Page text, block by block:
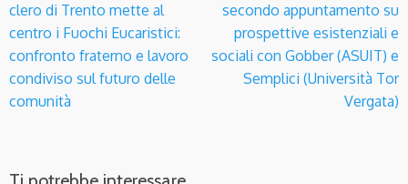
clero di Trento mette al
centro i Fuochi Eucaristici:
confronto fraterno e lavoro
condiviso sul futuro delle
comunità
secondo appuntamento su
prospettive esistenziali e
sociali con Gobber (ASUIT) e
Semplici (Università Tor
Vergata)